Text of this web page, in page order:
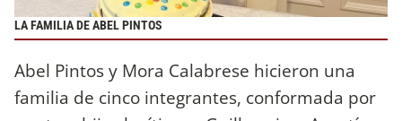
LA FAMILIA DE ABEL PINTOS
Abel Pintos y Mora Calabrese hicieron una
familia de cinco integrantes, conformada por